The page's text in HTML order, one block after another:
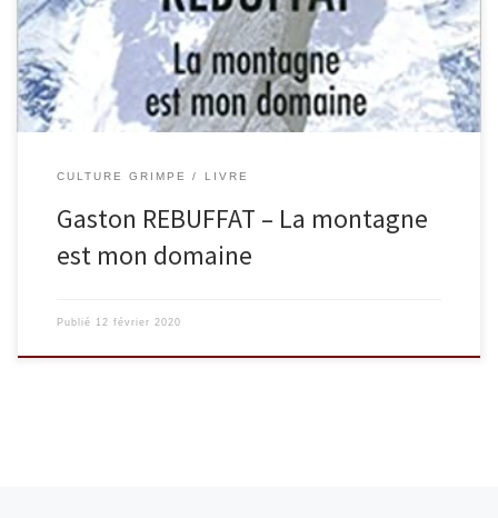
l’essentiel du «sentiment de la montagne», il a ainsi permis à tous
d’accéder à l’univers […]
CULTURE GRIMPE LIVRE
Gaston REBUFFAT – La montagne
est mon domaine
Publié 12 février 2020